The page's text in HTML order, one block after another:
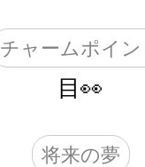
チャームポイ
目👀
将来の夢